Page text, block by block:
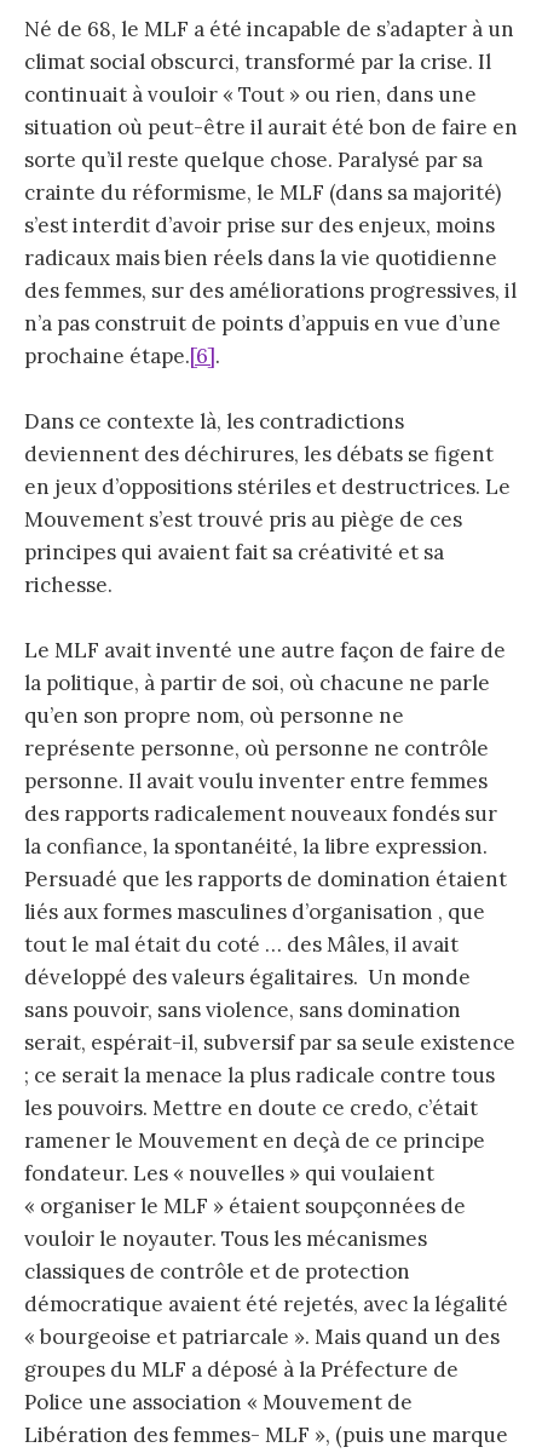
Né de 68, le MLF a été incapable de s’adapter à un
climat social obscurci, transformé par la crise. Il
continuait à vouloir « Tout » ou rien, dans une
situation où peut-être il aurait été bon de faire en
sorte qu’il reste quelque chose. Paralysé par sa
crainte du réformisme, le MLF (dans sa majorité)
s’est interdit d’avoir prise sur des enjeux, moins
radicaux mais bien réels dans la vie quotidienne
des femmes, sur des améliorations progressives, il
n’a pas construit de points d’appuis en vue d’une
prochaine étape.[6].
Dans ce contexte là, les contradictions
deviennent des déchirures, les débats se figent
en jeux d’oppositions stériles et destructrices. Le
Mouvement s’est trouvé pris au piège de ces
principes qui avaient fait sa créativité et sa
richesse.
Le MLF avait inventé une autre façon de faire de
la politique, à partir de soi, où chacune ne parle
qu’en son propre nom, où personne ne
représente personne, où personne ne contrôle
personne. Il avait voulu inventer entre femmes
des rapports radicalement nouveaux fondés sur
la confiance, la spontanéité, la libre expression.
Persuadé que les rapports de domination étaient
liés aux formes masculines d’organisation , que
tout le mal était du coté … des Mâles, il avait
développé des valeurs égalitaires. Un monde
sans pouvoir, sans violence, sans domination
serait, espérait-il, subversif par sa seule existence
; ce serait la menace la plus radicale contre tous
les pouvoirs. Mettre en doute ce credo, c’était
ramener le Mouvement en deçà de ce principe
fondateur. Les « nouvelles » qui voulaient
« organiser le MLF » étaient soupçonnées de
vouloir le noyauter. Tous les mécanismes
classiques de contrôle et de protection
démocratique avaient été rejetés, avec la légalité
« bourgeoise et patriarcale ». Mais quand un des
groupes du MLF a déposé à la Préfecture de
Police une association « Mouvement de
Libération des femmes- MLF », (puis une marque